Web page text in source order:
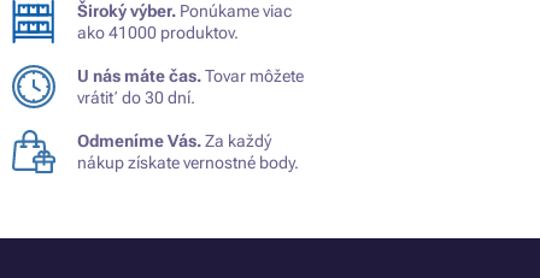
Široký výber. Ponúkame viac
ako 41000 produktov.
U nás máte čas.Tovar môžete
vrátiť do 30 dní.
Odmeníme Vás.Za každý
nákup získate vernostné body.